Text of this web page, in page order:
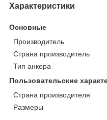
Характеристики
Основные
Производитель
Страна производитель
Тип анкера
Пользовательские
Страна производителя
Размеры